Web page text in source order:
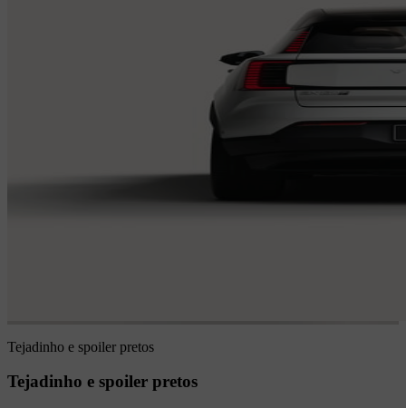
Tejadinho e spoiler pretos
Tejadinho e spoiler pretos